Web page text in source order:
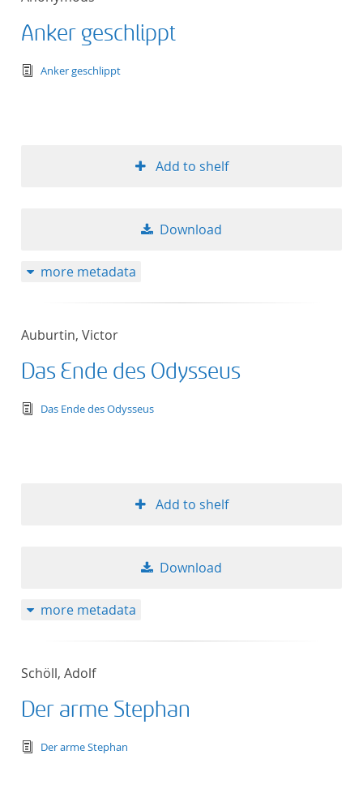
Anker geschlippt
text/tg.edition+tg.aggregation+xml
Anker geschlippt
Add to shelf
Download
more metadata
Auburtin, Victor
Das Ende des Odysseus
text/tg.edition+tg.aggregation+xml
Das Ende des Odysseus
Add to shelf
Download
more metadata
Schöll, Adolf
Der arme Stephan
text/tg.edition+tg.aggregation+xml
Der arme Stephan